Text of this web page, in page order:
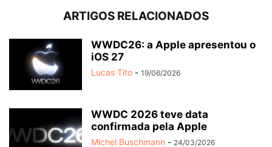
ARTIGOS RELACIONADOS
WWDC26: a Apple apresentou o
iOS 27
Lucas Tito - 19/06/2026
WWDC 2026 teve data
confirmada pela Apple
Michel Buschmann - 24/03/2026